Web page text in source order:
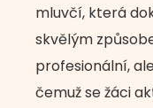
mluvčí, která
skvělým
profesionální,
čemuž se žáci